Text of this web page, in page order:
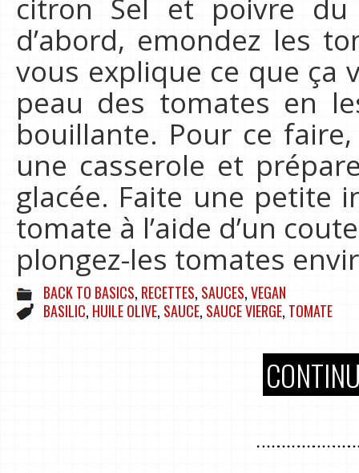
citron Sel et poivre du
d’abord, emondez les
vous explique ce que ça
peau des tomates en
bouillante. Pour ce
une casserole et
glacée. Faite une petite
tomate à l’aide d’un
plongez-les tomates
BACK TO BASICS, RECETTES, SAUCES,VEGAN
BASILIC, HUILE OLIVE, SAUCE, SAUCE VIERGE, TOMATE